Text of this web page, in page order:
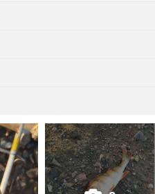
раз приехали)по
уже сигналили под
и легли уже часа в